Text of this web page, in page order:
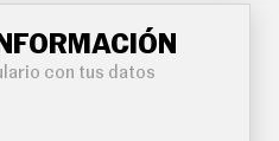
con tus datos